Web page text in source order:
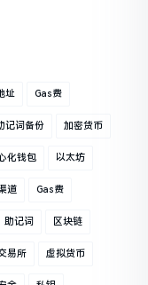
址 Gas费
记词备份 加密货币
化钱包 以太坊
道 Gas费
助记词 区块链
易所 虚拟货币